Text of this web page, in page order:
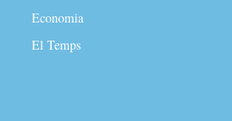
Economia
El Temps